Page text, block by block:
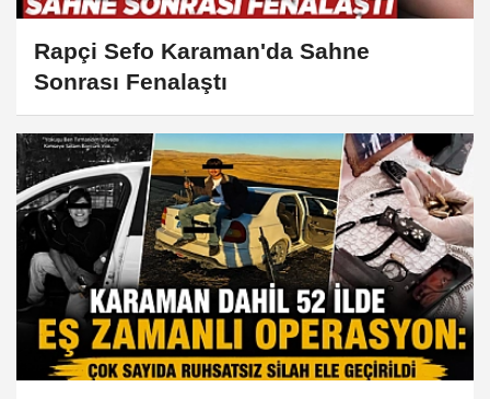
Rapçi Sefo Karaman'da Sahne
Sonrası Fenalaştı